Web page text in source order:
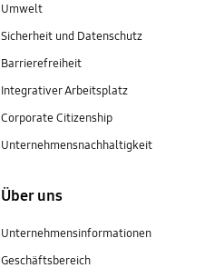
Umwelt
Sicherheit und Datenschutz
Barrierefreiheit
Integrativer Arbeitsplatz
Corporate Citizenship
Unternehmensnachhaltigkeit
Über uns
Unternehmensinformationen
Geschäftsbereich